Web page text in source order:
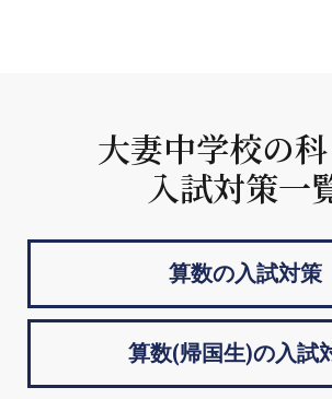
大妻中学校の
入試対策一
算数の入試対策
算数(帰国生)の入試